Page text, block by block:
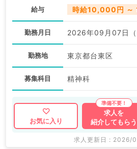
給与 時給10,000円 ～
勤務月日 2026年09月07日（
勤務地 東京都台東区
募集科目 精神科
お気に入り
求人を
紹介してもらう
求人更新日 : 2026/